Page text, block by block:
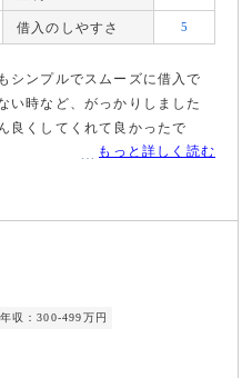
借入のしやすさ 5
シンプルでスムーズに借入で
い時など、がっかりしました
良くしてくれて良かったで
もっと詳しく読む
年収：300-499万円